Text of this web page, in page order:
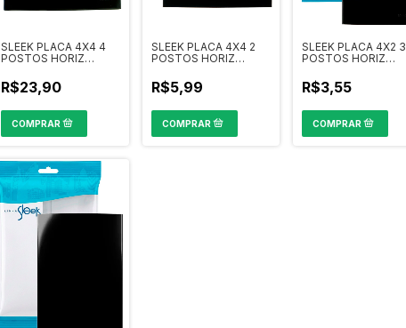
SLEEK PLACA 4X4 4
POSTOS HORIZ
15909
R$23,90
SLEEK PLACA 4X4 2
POSTOS HORIZ
R$5,99
SLEEK PLACA 4X2 3
POSTOS HORIZ
R$3,55